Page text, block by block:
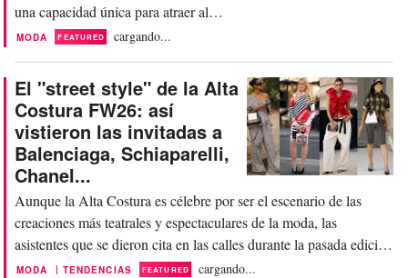
una capacidad única para atraer al
consumidor, los bolsos se han
temporada y un motor clave para las
ventas. La temporada Resort 27 ha
confirmado esta relevancia con una
amplia propuesta de diseños de lujo,...
MODA FEATURED cargando...
El "street style" de la Alta
Costura FW26: así
vistieron las invitadas a
Balenciaga, Schiaparelli,
Chanel...
Aunque la Alta Costura es célebre por ser el escenario de las
creaciones más teatrales y espectaculares de la moda, las
asistentes que se dieron cita en las calles durante la pasada edición
han exhibido un estilo propio igualmente deslumbrante. Haciendo
MODA | TENDENCIAS FEATURED cargando...